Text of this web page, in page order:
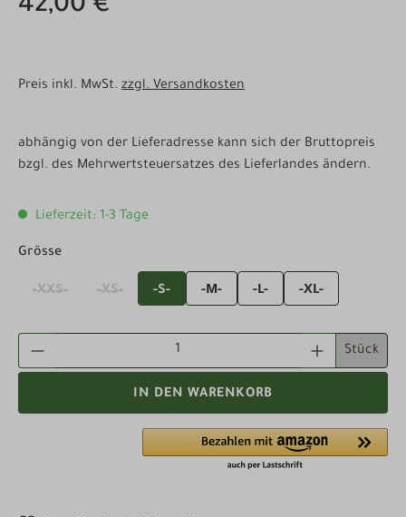
42,00 €
Preis inkl. MwSt. zzgl. Versandkosten
abhängig von der Lieferadresse kann sich der Bruttopreis
bzgl. des Mehrwertsteuersatzes des Lieferlandes ändern.
Lieferzeit: 1-3 Tage
Grösseauswählen
-XXS-
(Diese Option ist zurzeit nicht verfügbar.)
-XS-
(Diese Option ist zurzeit nicht verfügbar.)
-S- -M- -L- -XL-
PRODUKT ANZAHL: GIB DEN Stück
IN DEN WARENKORB